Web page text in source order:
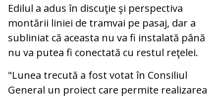
Edilul a adus în discuţie şi perspectiva
montării liniei de tramvai pe pasaj, dar a
subliniat că aceasta nu va fi instalată până
nu va putea fi conectată cu restul reţelei.
"Lunea trecută a fost votat în Consiliul
General un proiect care permite realizarea